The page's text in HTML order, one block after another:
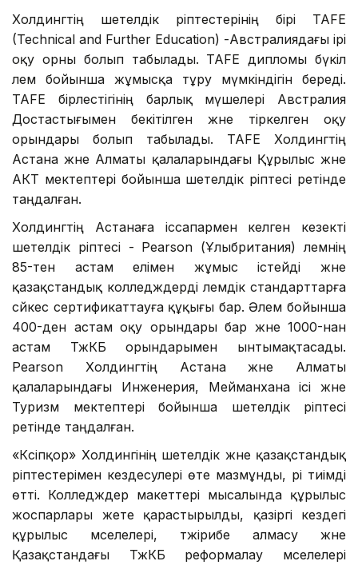
Холдингтің шетелдік әріптестерінің бірі TAFE
(Technical and Further Education) -Австралиядағы ірі
оқу орны болып табылады. TAFE дипломы бүкіл
әлем бойынша жұмысқа тұру мүмкіндігін береді.
TAFE бірлестігінің барлық мүшелері Австралия
Достастығымен бекітілген және тіркелген оқу
орындары болып табылады. TAFE Холдингтің
Астана және Алматы қалаларындағы Құрылыс және
АКТ мектептері бойынша шетелдік әріптесі ретінде
таңдалған.
Холдингтің Астанаға іссапармен келген кезекті
шетелдік әріптесі - Pearson (Ұлыбритания) әлемнің
85-тен астам елімен жұмыс істейді және
қазақстандық колледждерді әлемдік стандарттарға
сәйкес сертификаттауға құқығы бар. Әлем бойынша
400-ден астам оқу орындары бар және 1000-нан
астам ТжКБ орындарымен ынтымақтасады.
Pearson Холдингтің Астана және Алматы
қалаларындағы Инженерия, Мейманхана ісі және
Туризм мектептері бойынша шетелдік әріптесі
ретінде таңдалған.
«Кәсіпқор» Холдингінің шетелдік және қазақстандық
әріптестерімен кездесулері өте мазмұнды, әрі тиімді
өтті. Колледждер макеттері мысалында құрылыс
жоспарлары жете қарастырылды, қазіргі кездегі
құрылыс мәселелері, тәжірибе алмасу және
Қазақстандағы ТжКБ реформалау мәселелері